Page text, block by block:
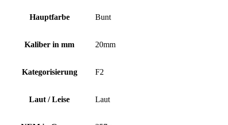
Hauptfarbe Bunt
Kaliber in mm 20mm
Kategorisierung F2
Laut / Leise Laut